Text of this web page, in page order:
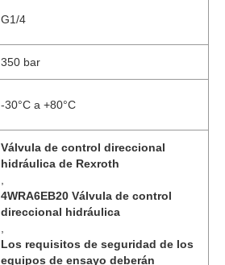
G1/4
350 bar
-30°C a +80°C
Válvula de control direccional
hidráulica de Rexroth
4WRA6EB20 Válvula de control
direccional hidráulica
Los requisitos de seguridad de los
equipos de ensayo deberán